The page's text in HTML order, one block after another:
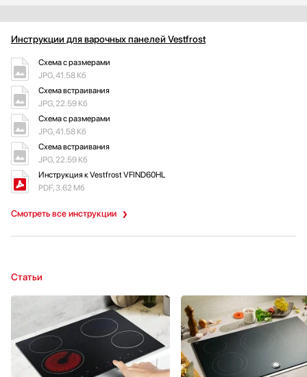
Инструкции для варочных панелей Vestfrost
Смотреть все инструкции
Схема с размерами
JPG, 41.58 Кб
Схема встраивания
JPG, 22.59 Кб
Схема с размерами
JPG, 41.58 Кб
Схема встраивания
JPG, 22.59 Кб
Инструкция к Vestfrost VFIND60HL
PDF, 3.62 Мб
Статьи